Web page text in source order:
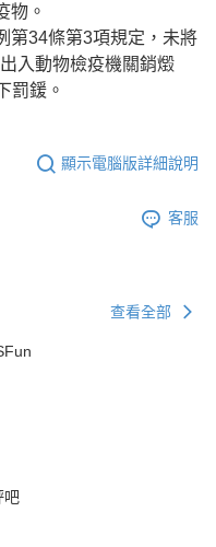
物。
第34條第3項規定，未將
入動物檢疫機關銷燬
罰鍰。
顯示電腦版詳細說明
客服
查看全部
吧